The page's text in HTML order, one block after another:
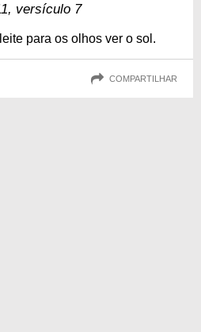
versículo 7
para os olhos ver o sol.
COMPARTILHAR